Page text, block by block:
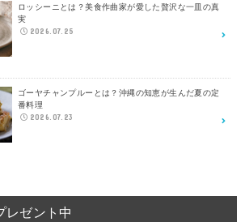
ロッシーニとは？美食作曲家が愛した贅沢な一皿の真
実
2026.07.25
ゴーヤチャンプルーとは？沖縄の知恵が生んだ夏の定
番料理
2026.07.23
レゼント中